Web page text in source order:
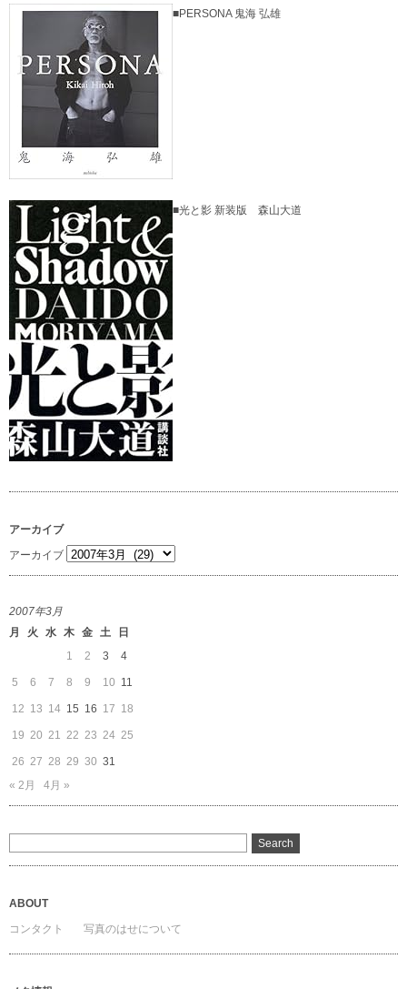
■PERSONA 鬼海 弘雄
■光と影 新装版 森山大道
アーカイブ
アーカイブ
2007年3月
月
火 水 木 金 土
日
1
2 3 4
5 6 7 8 9 10 11
12 13 14 15 16 17 18
19 20 21 22 23 24 25
26 27 28 29 30 31
« 2月
4月 »
ABOUT
コンタクト
写真のはせについて